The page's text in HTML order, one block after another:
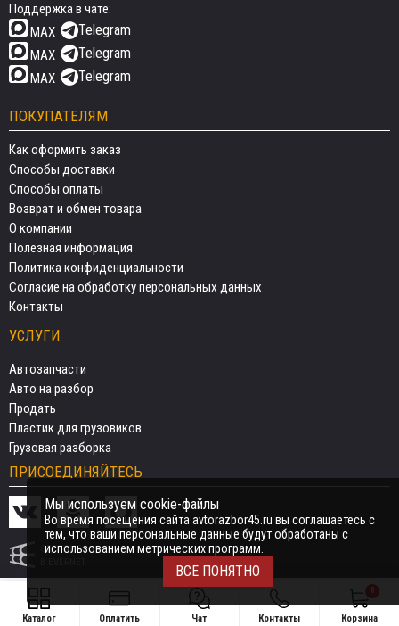
Поддержка в чате:
MAX
Telegram
MAX Telegram
MAX Telegram
ПОКУПАТЕЛЯМ
Как оформить заказ
Способы доставки
Способы оплаты
Возврат и обмен товара
О компании
Полезная информация
Политика конфиденциальности
Согласие на обработку персональных данных
Контакты
УСЛУГИ
Автозапчасти
Авто на разбор
Продать
Пластик для грузовиков
Грузовая разборка
ПРИСОЕДИНЯЙТЕСЬ
СДЕЛАНО
Каталог Оплатить Чат Контакты Корзина
Мы используем cookie-файлы
Во время посещения сайта avtorazbor45.ru вы соглашаетесь с
тем, что ваши персональные данные будут обработаны с
использованием метрических программ.
ВСЁ ПОНЯТНО